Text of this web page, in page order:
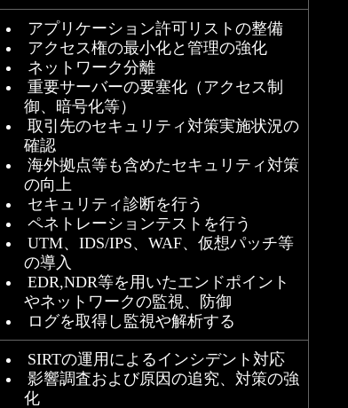
アプリケーション許可リストの整備
アクセス権の最小化と管理の強化
ネットワーク分離
重要サーバーの要塞化（アクセス制
御、暗号化等）
取引先のセキュリティ対策実施状況の
確認
海外拠点等も含めたセキュリティ対策
の向上
セキュリティ診断を行う
ペネトレーションテストを行う
UTM、IDS/IPS、WAF、仮想パッチ等
の導入
EDR,NDR等を用いたエンドポイント
やネットワークの監視、防御
ログを取得し監視や解析する
SIRTの運用によるインシデント対応
影響調査および原因の追究、対策の強
化